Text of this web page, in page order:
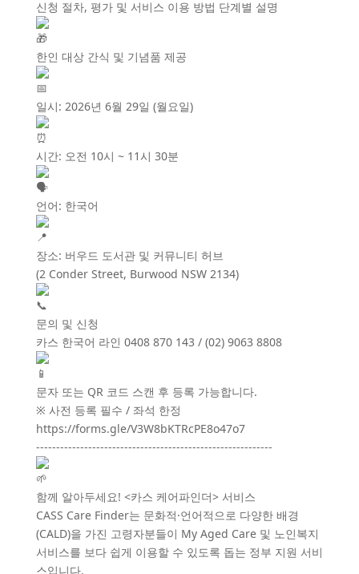
신청 절차, 평가 및 서비스 이용 방법 단계별 설명
한인 대상 간식 및 기념품 제공
일시: 2026년 6월 29일 (월요일)
시간: 오전 10시 ~ 11시 30분
언어: 한국어
장소: 버우드 도서관 및 커뮤니티 허브
(2 Conder Street, Burwood NSW 2134)
문의 및 신청
카스 한국어 라인 0408 870 143 / (02) 9063 8808
문자 또는 QR 코드 스캔 후 등록 가능합니다.
※ 사전 등록 필수 / 좌석 한정
https://forms.gle/V3W8bKTRcPE8o47o7
-----------------------------------------------------------
함께 알아두세요! <카스 케어파인더> 서비스
CASS Care Finder는 문화적·언어적으로 다양한 배경
(CALD)을 가진 고령자분들이 My Aged Care 및 노인복지
서비스를 보다 쉽게 이용할 수 있도록 돕는 정부 지원 서비
스입니다.